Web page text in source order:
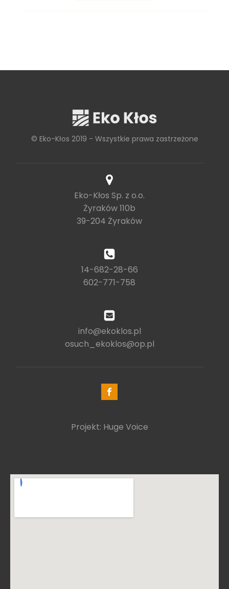
© Eko-Kłos 2019 - Wszystkie prawa zastrzeżone
Eko-Kłos Sp. z o.o.
Żyraków 110b
39-204 Żyraków
14-682-28-66
602-771-758
info@ekoklos.pl
osuch_ekoklos@op.pl
Projekt: Huge Voice